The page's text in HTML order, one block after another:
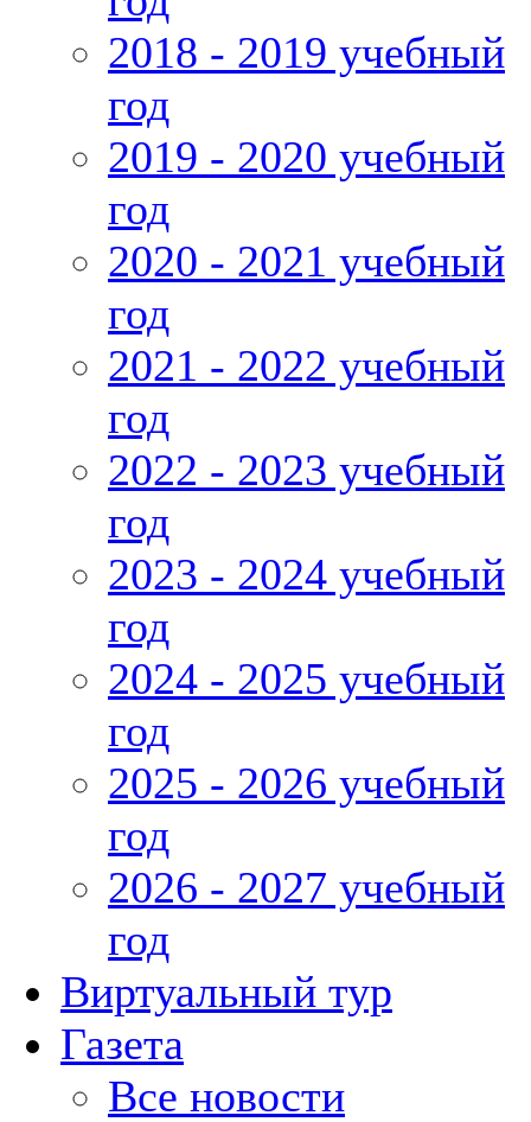
2018 - 2019 учебный
год
2019 - 2020 учебный
год
2020 - 2021 учебный
год
2021 - 2022 учебный
год
2022 - 2023 учебный
год
2023 - 2024 учебный
год
2024 - 2025 учебный
год
2025 - 2026 учебный
год
2026 - 2027 учебный
год
Виртуальный тур
Газета
Все новости